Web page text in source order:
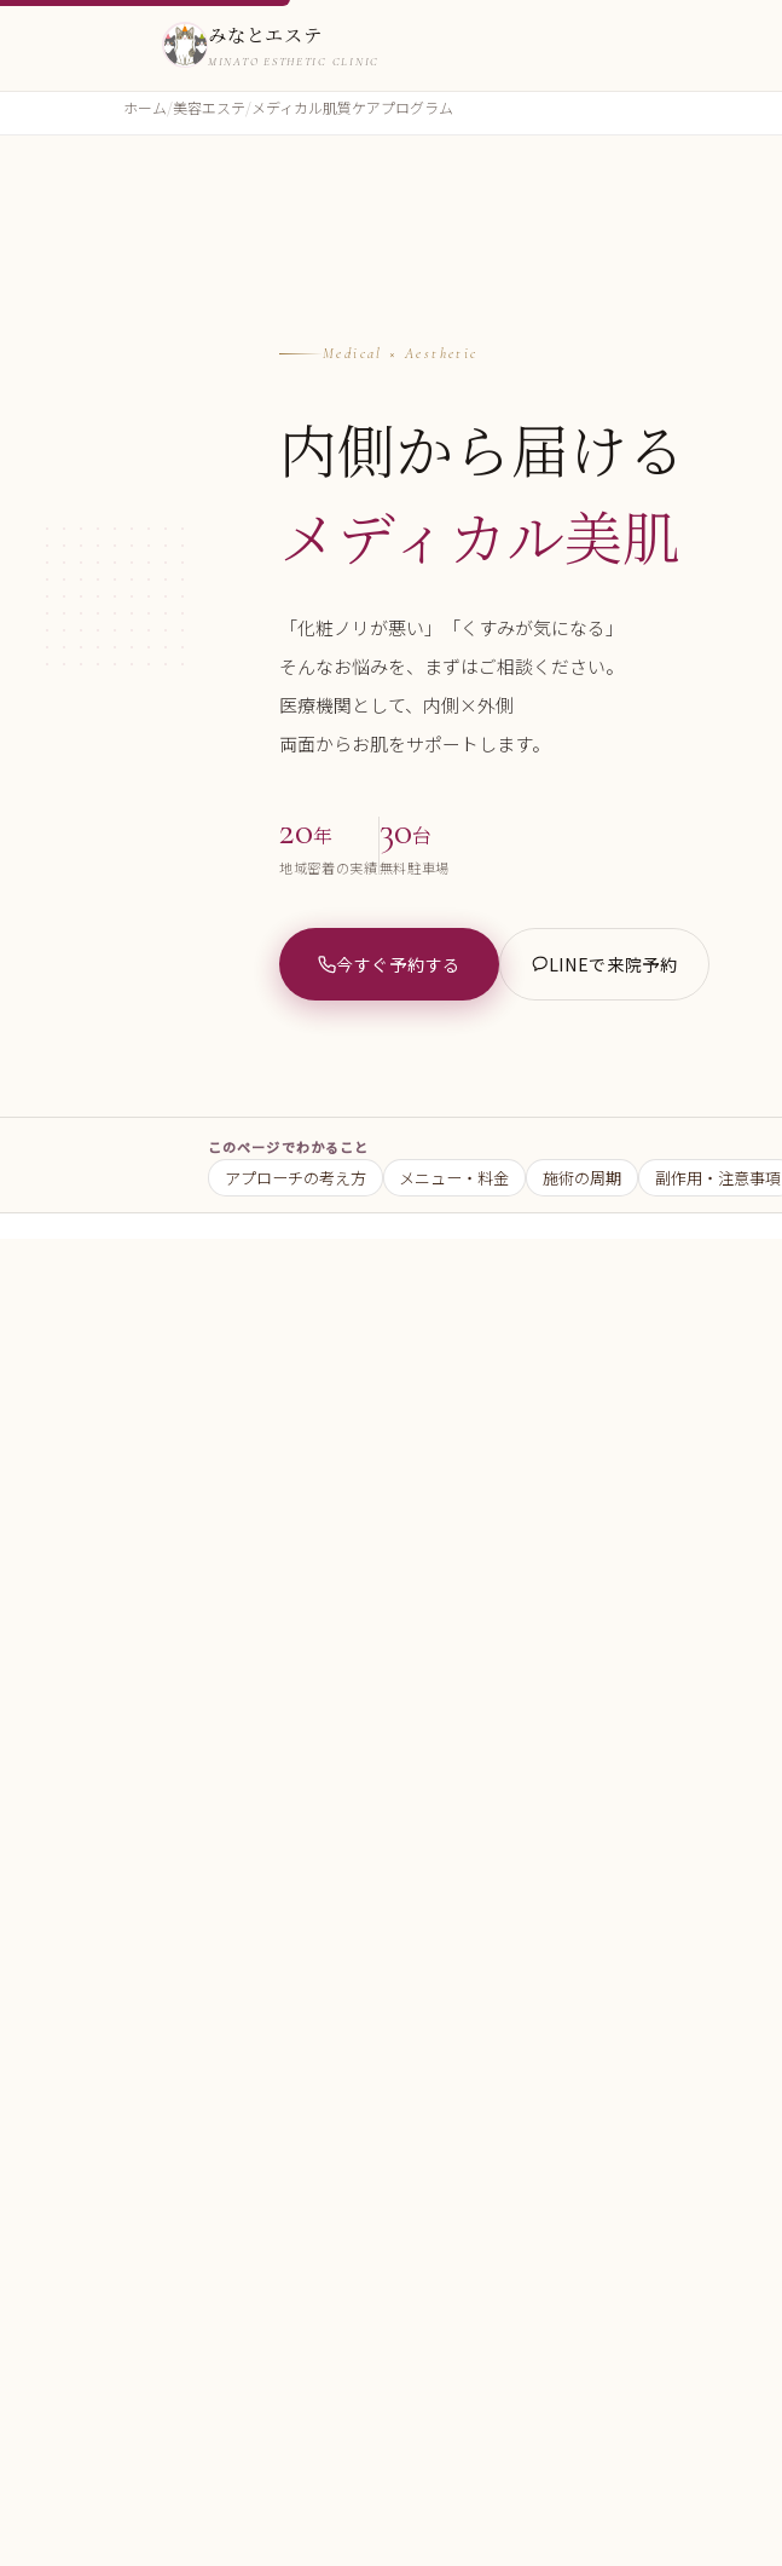
みなとエステ
MINATO ESTHETIC CLINIC
ホーム 美容エステ メディカル肌質ケアプログラム
Medical × Aesthetic
内側から届ける
メディカル美肌
「化粧ノリが悪い」「くすみが気になる」
そんなお悩みを、まずはご相談ください。
医療機関として、内側×外側
両面からお肌をサポートします。
20年
地域密着の実績
30台
無料駐車場
今すぐ予約する LINEで来院予約
このページでわかること
アプローチの考え方 メニュー・料金 施術の周期 副作用・注意事項